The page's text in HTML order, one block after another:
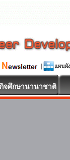
จศึกษานานาชาติ